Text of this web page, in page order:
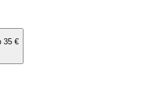
35 €